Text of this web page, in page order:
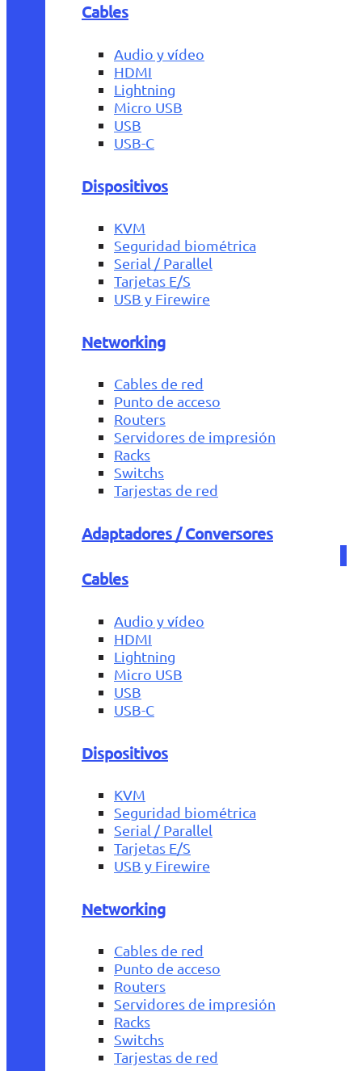
Cables
Audio y vídeo
HDMI
Lightning
Micro USB
USB
USB-C
Dispositivos
KVM
Seguridad biométrica
Serial / Parallel
Tarjetas E/S
USB y Firewire
Networking
Cables de red
Punto de acceso
Routers
Servidores de impresión
Racks
Switchs
Tarjestas de red
Adaptadores / Conversores
Cables
Audio y vídeo
HDMI
Lightning
Micro USB
USB
USB-C
Dispositivos
KVM
Seguridad biométrica
Serial / Parallel
Tarjetas E/S
USB y Firewire
Networking
Cables de red
Punto de acceso
Routers
Servidores de impresión
Racks
Switchs
Tarjestas de red